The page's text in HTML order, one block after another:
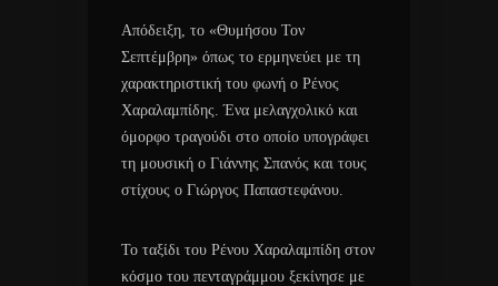
Απόδειξη, το «Θυμήσου Τον
Σεπτέμβρη» όπως το ερμηνεύει με τη
χαρακτηριστική του φωνή ο Ρένος
Χαραλαμπίδης. Ένα μελαγχολικό και
όμορφο τραγούδι στο οποίο υπογράφει
τη μουσική ο Γιάννης Σπανός και τους
στίχους ο Γιώργος Παπαστεφάνου.
Το ταξίδι του Ρένου Χαραλαμπίδη στον
κόσμο του πενταγράμμου ξεκίνησε με